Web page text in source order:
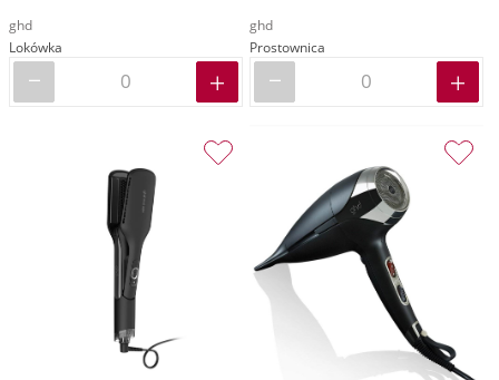
ghd
Lokówka
ghd
Prostownica